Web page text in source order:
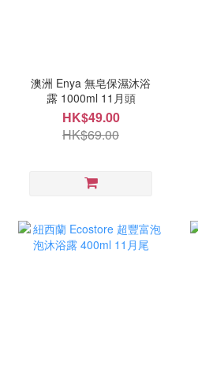
澳洲 Enya 無皂保濕沐浴
露 1000ml 11月頭
HK$49.00
HK$69.00